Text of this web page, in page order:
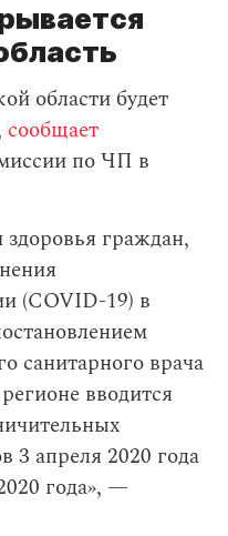
области будет
сообщает
по ЧП в
граждан,
(COVID-19) в
санитарного врача
вводится
3 апреля 2020 года
года», —